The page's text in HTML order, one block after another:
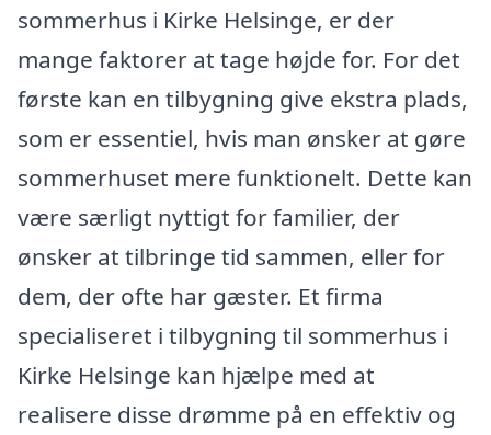
sommerhus i Kirke Helsinge, er der
mange faktorer at tage højde for. For det
første kan en tilbygning give ekstra plads,
som er essentiel, hvis man ønsker at gøre
sommerhuset mere funktionelt. Dette kan
være særligt nyttigt for familier, der
ønsker at tilbringe tid sammen, eller for
dem, der ofte har gæster. Et firma
specialiseret i tilbygning til sommerhus i
Kirke Helsinge kan hjælpe med at
realisere disse drømme på en effektiv og